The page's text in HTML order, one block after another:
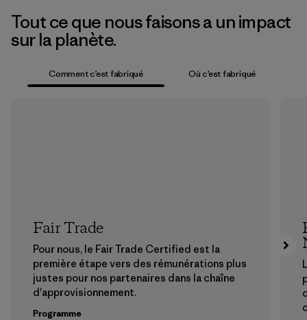
Tout ce que nous faisons a un impact
sur la planète.
Comment c’est fabriqué Où c’est fabriqué
Fair Trade
Pour nous, le Fair Trade Certified est la
première étape vers des rémunérations plus
justes pour nos partenaires dans la chaîne
d'approvisionnement.
Programme